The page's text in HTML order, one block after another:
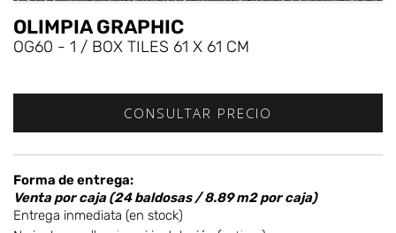
OLIMPIA GRAPHIC
OG60 - 1 / BOX TILES 61 X 61 CM
Forma de entrega:
Venta por caja (24 baldosas / 8.89 m2 por caja)
Entrega inmediata (en stock)